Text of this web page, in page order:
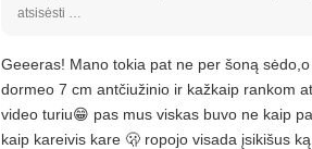
atsisėsti …
Geeeras! Mano tokia pat ne per šoną
dormeo 7 cm antčiužinio ir kažkaip rankom
video turiu😁 pas mus viskas buvo ne kaip
kaip kareivis kare 🫢 ropojo visada įsikišus